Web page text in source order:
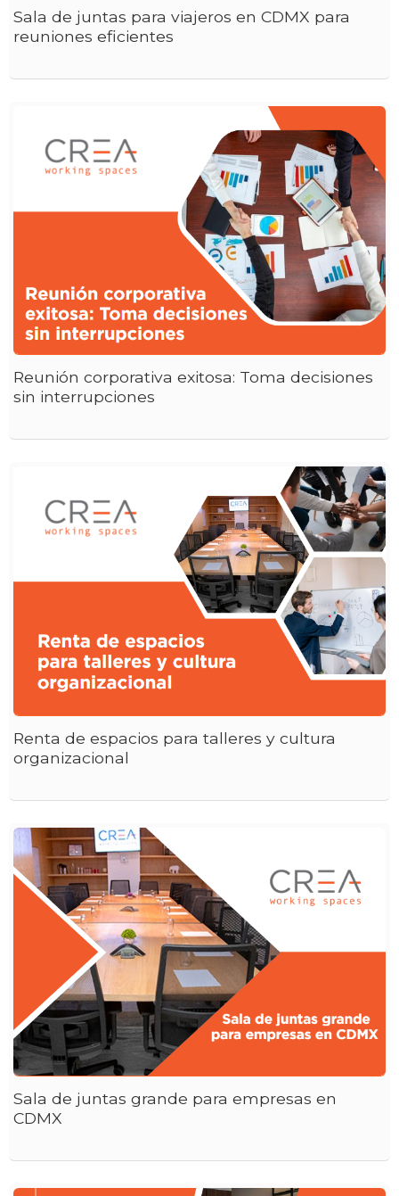
Sala de juntas para viajeros en CDMX para
reuniones eficientes
Reunión corporativa exitosa: Toma decisiones
sin interrupciones
Renta de espacios para talleres y cultura
organizacional
Sala de juntas grande para empresas en
CDMX